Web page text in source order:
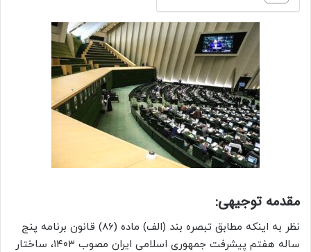
مقدمه توجیهی:
نظر به اینکه مطابق تبصره بند (الف) ماده (۸۶) قانون برنامه پنج
ساله هفتم پیشرفت جمهوری اسلامی ایران مصوب ۱۴۰۳، ساختار